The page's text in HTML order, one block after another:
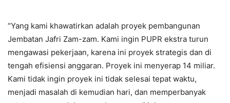
“Yang kami khawatirkan adalah proyek pembangunan
Jembatan Jafri Zam-zam. Kami ingin PUPR ekstra turun
mengawasi pekerjaan, karena ini proyek strategis dan di
tengah efisiensi anggaran. Proyek ini menyerap 14 miliar.
Kami tidak ingin proyek ini tidak selesai tepat waktu,
menjadi masalah di kemudian hari, dan memperbanyak